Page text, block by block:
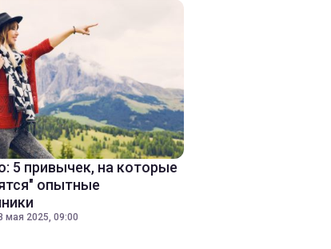
5 привычек, на которые
опытные
мая 2025, 09:00